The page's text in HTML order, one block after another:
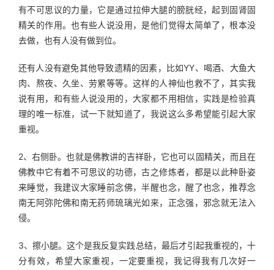
有不可思议的力量，它是通过拉伸大腿的膀胱经，起到固肾固
精关的作用。也有些人说没用，是他们觉得太简单了，根本没
去做，也有人没有做到位。
还有人没有避免其他导致遗精的因素，比如YY、喝酒、大鱼大
肉、熬夜、久坐、劳累等等。这样的人神仙也救不了，其实我
说有用，和有些人说没用的，大家都不用相信，实践是检验真
理的唯一标准，试一下就知道了，我说这么多希望能引起大家
重视。
2、右侧卧。也就是佛教讲的吉祥卧，它也可以固精关，而且在
佛教中它有着不可思议的功德，古之修炼者，都是以此种卧姿
来睡觉，我建议大家睡前念佛，半醒也念，醒了也念，推荐念
南无阿弥陀佛和南无药师琉璃光如来，正念强，邪念就无法入
侵。
3、擦小腿。这个是我反复实践总结，最后才引起我重视的，十
分有效，希望大家重视，一定要重视，我记得我有几次好一